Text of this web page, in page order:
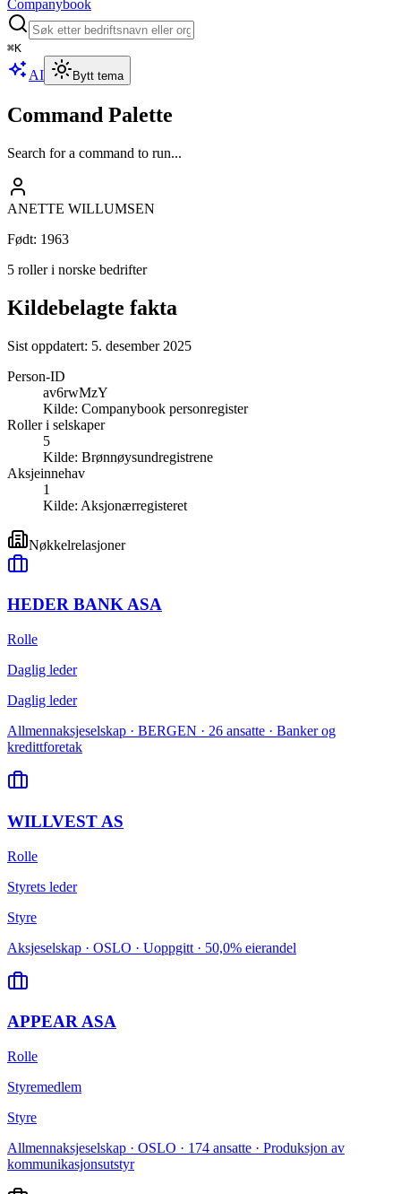
Companybook
⌘K
AI Bytt tema
Command Palette
Search for a command to run...
ANETTE WILLUMSEN
Født: 1963
5 roller i norske bedrifter
Kildebelagte fakta
Sist oppdatert: 5. desember 2025
Person-ID
av6rwMzY
Kilde: Companybook personregister
Roller i selskaper
5
Kilde: Brønnøysundregistrene
Aksjeinnehav
1
Kilde: Aksjonærregisteret
Nøkkelrelasjoner
HEDER BANK ASA
Rolle
Daglig leder
Daglig leder
Allmennaksjeselskap · BERGEN · 26 ansatte · Banker og
kredittforetak
WILLVEST AS
Rolle
Styrets leder
Styre
Aksjeselskap · OSLO · Uoppgitt · 50,0% eierandel
APPEAR ASA
Rolle
Styremedlem
Styre
Allmennaksjeselskap · OSLO · 174 ansatte · Produksjon av
kommunikasjonsutstyr